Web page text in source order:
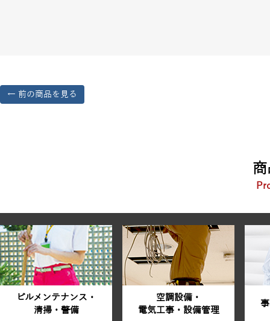
← 前の商品を見る
ビルメンテナンス・
清掃・警備
空調設備・
電気工事・設備管理